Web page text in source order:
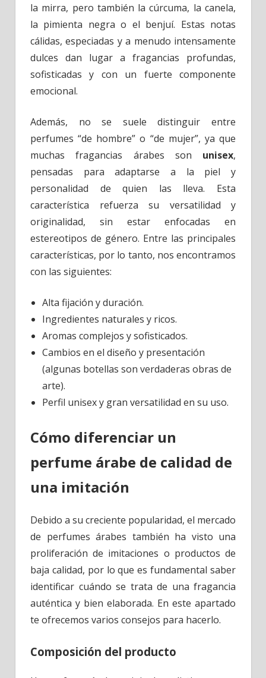
la mirra, pero también la cúrcuma, la canela,
la pimienta negra o el benjuí. Estas notas
cálidas, especiadas y a menudo intensamente
dulces dan lugar a fragancias profundas,
sofisticadas y con un fuerte componente
emocional.
Además, no se suele distinguir entre
perfumes “de hombre” o “de mujer”, ya que
muchas fragancias árabes son unisex,
pensadas para adaptarse a la piel y
personalidad de quien las lleva. Esta
característica refuerza su versatilidad y
originalidad, sin estar enfocadas en
estereotipos de género. Entre las principales
características, por lo tanto, nos encontramos
con las siguientes:
Alta fijación y duración.
Ingredientes naturales y ricos.
Aromas complejos y sofisticados.
Cambios en el diseño y presentación
(algunas botellas son verdaderas obras de
arte).
Perfil unisex y gran versatilidad en su uso.
Cómo diferenciar un
perfume árabe de calidad de
una imitación
Debido a su creciente popularidad, el mercado
de perfumes árabes también ha visto una
proliferación de imitaciones o productos de
baja calidad, por lo que es fundamental saber
identificar cuándo se trata de una fragancia
auténtica y bien elaborada. En este apartado
te ofrecemos varios consejos para hacerlo.
Composición del producto